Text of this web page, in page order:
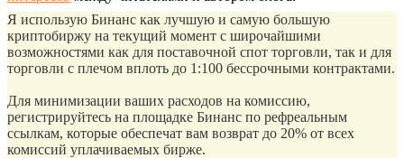
Я использую Бинанс как лучшую и самую большую
криптобиржу на текущий момент с широчайшими
возможностями как для поставочной спот торговли, так и для
торговли с плечом вплоть до 1:100 бессрочными контрактами.
Для минимизации ваших расходов на комиссию,
регистрируйтесь на площадке Бинанс по рефреальным
ссылкам, которые обеспечат вам возврат до 20% от всех
комиссий уплачиваемых бирже.